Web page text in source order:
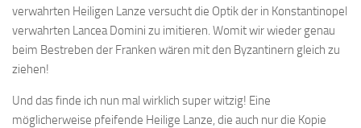
verwahrten Heiligen Lanze versucht die Optik der in Konstantinopel
verwahrten Lancea Domini zu imitieren. Womit wir wieder genau
beim Bestreben der Franken wären mit den Byzantinern gleich zu
ziehen!
Und das finde ich nun mal wirklich super witzig! Eine
möglicherweise pfeifende Heilige Lanze, die auch nur die Kopie